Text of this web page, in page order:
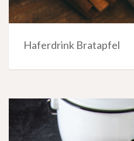
Haferdrink Bratapfel